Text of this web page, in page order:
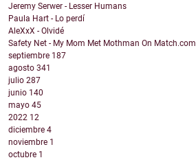
Jeremy Serwer - Lesser Humans
Paula Hart - Lo perdí
AleXxX - Olvidé
Safety Net - My Mom Met Mothman On Match.com
septiembre 187
agosto 341
julio 287
junio 140
mayo 45
2022 12
diciembre 4
noviembre 1
octubre 1